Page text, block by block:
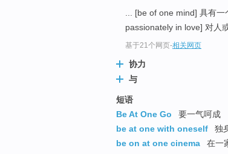
... [be of one mind] 具有一
passionately in love] 对人
基于21个网页-相关网页
协力
与
短语
Be At One Go
要一气呵成
be at one with oneself
独
be on at one cinema
在一